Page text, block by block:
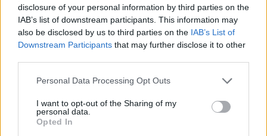
disclosure of your personal information by third parties on the
IAB’s list of downstream participants. This information may
also be disclosed by us to third parties on the IAB’s List of
Downstream Participants that may further disclose it to other
Personal Data Processing Opt Outs
I want to opt-out of the Sharing of my
personal data.
Opted In